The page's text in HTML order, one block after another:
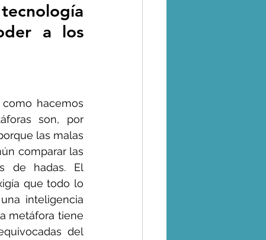
a los
hacemos
son, por
las malas
comparar las
de hadas. El
que todo lo
inteligencia
metáfora tiene
del